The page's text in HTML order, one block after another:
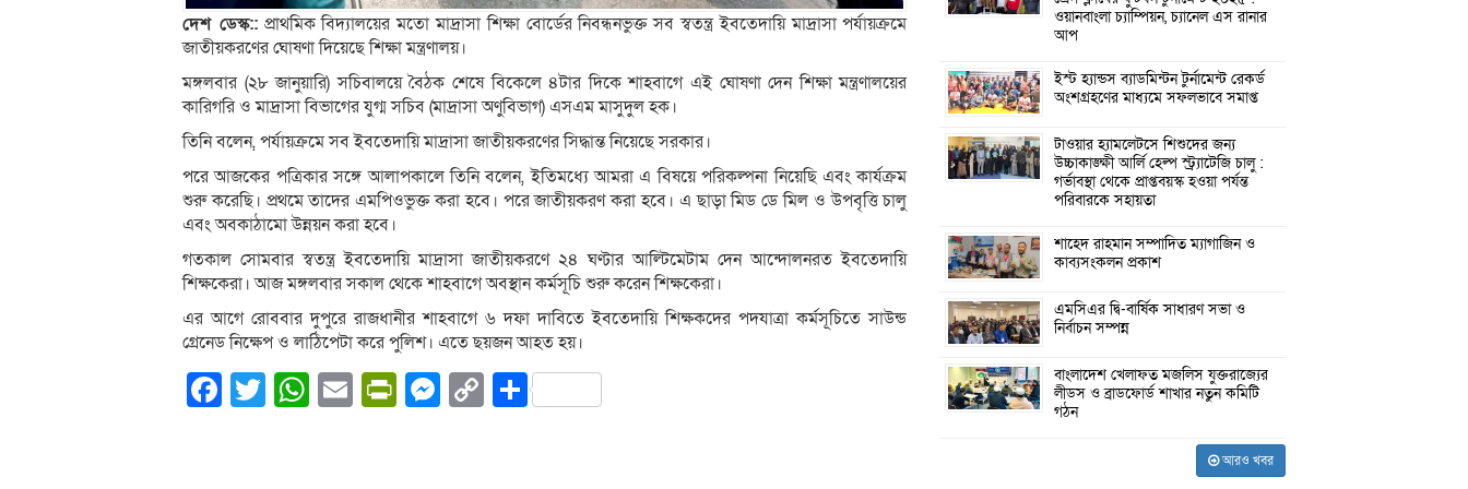
দেশ ডেস্ক::প্রাথমিক বিদ্যালয়ের মতো মাদ্রাসা শিক্ষা বোর্ডের নিবন্ধনভুক্ত সব স্বতন্ত্র ইবতেদায়ি মাদ্রাসা পর্যায়ক্রমে
জাতীয়করণের ঘোষণা দিয়েছে শিক্ষা মন্ত্রণালয়।
মঙ্গলবার (২৮ জানুয়ারি) সচিবালয়ে বৈঠক শেষে বিকেলে ৪টার দিকে শাহবাগে এই ঘোষণা দেন শিক্ষা মন্ত্রণালয়ের
কারিগরি ও মাদ্রাসা বিভাগের যুগ্ম সচিব (মাদ্রাসা অণুবিভাগ) এসএম মাসুদুল হক।
তিনি বলেন, পর্যায়ক্রমে সব ইবতেদায়ি মাদ্রাসা জাতীয়করণের সিদ্ধান্ত নিয়েছে সরকার।
পরে আজকের পত্রিকার সঙ্গে আলাপকালে তিনি বলেন, ইতিমধ্যে আমরা এ বিষয়ে পরিকল্পনা নিয়েছি এবং কার্যক্রম
শুরু করেছি। প্রথমে তাদের এমপিওভুক্ত করা হবে। পরে জাতীয়করণ করা হবে। এ ছাড়া মিড ডে মিল ও উপবৃত্তি চালু
এবং অবকাঠামো উন্নয়ন করা হবে।
গতকাল সোমবার স্বতন্ত্র ইবতেদায়ি মাদ্রাসা জাতীয়করণে ২৪ ঘণ্টার আল্টিমেটাম দেন আন্দোলনরত ইবতেদায়ি
শিক্ষকেরা। আজ মঙ্গলবার সকাল থেকে শাহবাগে অবস্থান কর্মসূচি শুরু করেন শিক্ষকেরা।
এর আগে রোববার দুপুরে রাজধানীর শাহবাগে ৬ দফা দাবিতে ইবতেদায়ি শিক্ষকদের পদযাত্রা কর্মসূচিতে সাউন্ড
গ্রেনেড নিক্ষেপ ও লাঠিপেটা করে পুলিশ। এতে ছয়জন আহত হয়।
Facebook
Twitter
WhatsApp
EmailPrintFriendly
Messenger
CopyShare
ওয়ানবাংলা চ্যাম্পিয়ন, চ্যানেল এস রানার
আপ
ইস্ট হ্যান্ডস ব্যাডমিন্টন টুর্নামেন্ট রেকর্ড
অংশগ্রহণের মাধ্যমে সফলভাবে সমাপ্ত
টাওয়ার হ্যামলেটসে শিশুদের জন্য
উচ্চাকাঙ্ক্ষী আর্লি হেল্প স্ট্র্যাটেজি চালু :
গর্ভাবস্থা থেকে প্রাপ্তবয়স্ক হওয়া পর্যন্ত
পরিবারকে সহায়তা
শাহেদ রাহমান সম্পাদিত ম্যাগাজিন ও
কাব্যসংকলন প্রকাশ
এমসিএর দ্বি-বার্ষিক সাধারণ সভা ও
নির্বাচন সম্পন্ন
বাংলাদেশ খেলাফত মজলিস যুক্তরাজ্যের
লীডস ও ব্রাডফোর্ড শাখার নতুন কমিটি
গঠন
আরও খবর